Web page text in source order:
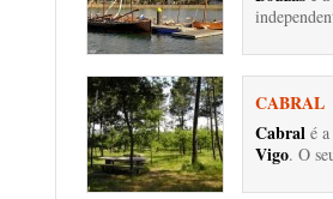
CABRAL
Cabral é
Vigo. O